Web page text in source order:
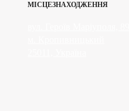
МІСЦЕЗНАХОДЖЕННЯ